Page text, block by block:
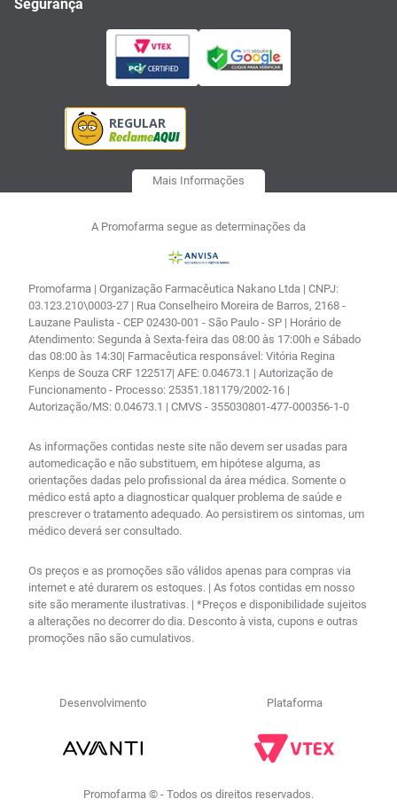
Segurança
Mais Informações
A Promofarma segue as determinações da
Promofarma | Organização Farmacêutica Nakano Ltda | CNPJ:
03.123.210\0003-27 | Rua Conselheiro Moreira de Barros, 2168 -
Lauzane Paulista - CEP 02430-001 - São Paulo - SP | Horário de
Atendimento: Segunda à Sexta-feira das 08:00 às 17:00h e Sábado
das 08:00 às 14:30| Farmacêutica responsável: Vitória Regina
Kenps de Souza CRF 122517| AFE: 0.04673.1 | Autorização de
Funcionamento - Processo: 25351.181179/2002-16 |
Autorização/MS: 0.04673.1 | CMVS - 355030801-477-000356-1-0
As informações contidas neste site não devem ser usadas para
automedicação e não substituem, em hipótese alguma, as
orientações dadas pelo profissional da área médica. Somente o
médico está apto a diagnosticar qualquer problema de saúde e
prescrever o tratamento adequado. Ao persistirem os sintomas, um
médico deverá ser consultado.
Os preços e as promoções são válidos apenas para compras via
internet e até durarem os estoques. | As fotos contidas em nosso
site são meramente ilustrativas. | *Preços e disponibilidade sujeitos
a alterações no decorrer do dia. Desconto à vista, cupons e outras
promoções não são cumulativos.
Desenvolvimento Plataforma
Promofarma © - Todos os direitos reservados.